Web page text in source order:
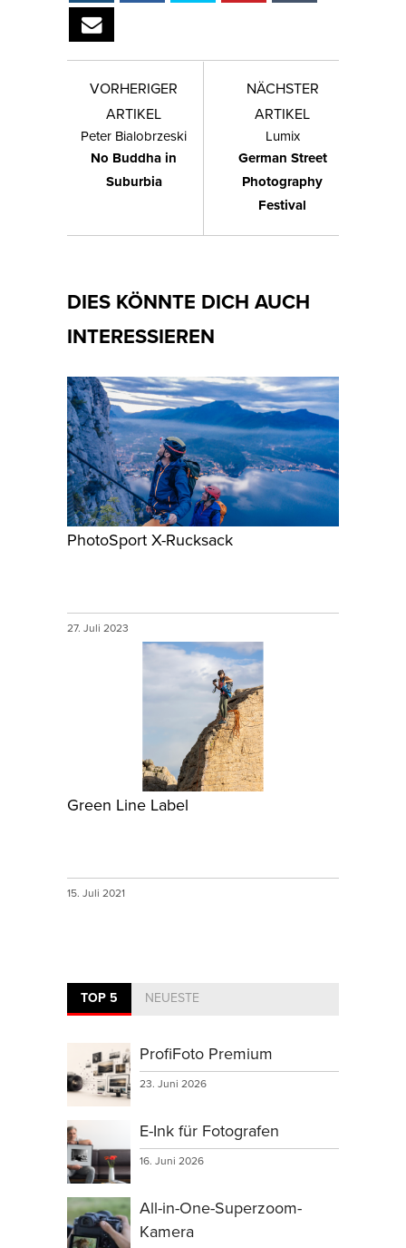
VORHERIGER
ARTIKEL
Peter Bialobrzeski
No Buddha in
Suburbia
NÄCHSTER
ARTIKEL
Lumix
German Street
Photography
Festival
DIES KÖNNTE DICH AUCH
INTERESSIEREN
PhotoSport X-Rucksack
27. Juli 2023
Green Line Label
15. Juli 2021
TOP 5 NEUESTE
ProfiFoto Premium
23. Juni 2026
E-Ink für Fotografen
16. Juni 2026
All-in-One-Superzoom-
Kamera